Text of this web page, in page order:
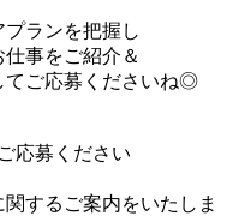
ランを把握し
事をご紹介＆
てご応募くださいね◎
応募ください
するご案内をいたしま